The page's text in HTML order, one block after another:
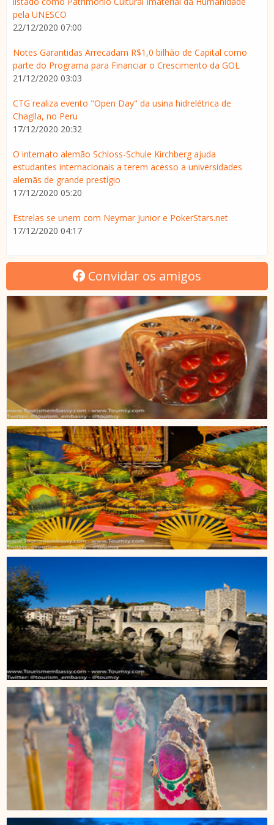
pela UNESCO
22/12/2020 07:00
Notes Garantidas Arrecadam R$1,0 bilhão de Capital como
parte do Programa para Financiar o Crescimento da GOL
21/12/2020 03:03
CTG realiza evento "Open Day" da usina hidrelétrica de
Chaglla, no Peru
17/12/2020 20:32
O internato alemão Schloss-Schule Kirchberg ajuda
estudantes internacionais a terem acesso a universidades
alemãs de grande prestígio
17/12/2020 05:20
Estrelas se unem com Neymar Junior e PokerStars.net
17/12/2020 04:17
Convidar os amigos